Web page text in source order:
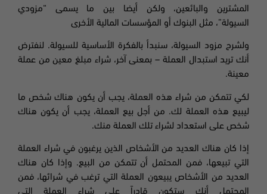
المشترين والبائعين، ولكن أيضا بين ما يسمى “مزودي
السيولة”، مثل البنوك أو المؤسسات المالية الأخرى
ولشرح مزود السيولة، سنبدأ بالفكرة الأساسية للسيولة. لنفترض
أنك تريد استبدال العملة – بمعنى آخر، شراء مبلغ معين من عملة
معينة.
لكي تتمكن من شراء هذه العملة، يجب أن يكون هناك شخص ما
ليبيع هذه العملة لك. من أجل بيع العملة، يجب أن يكون هناك
شخص على استعداد لشراء تلك العملة منك.
إذا كان هناك العديد من الأشخاص الذين يرغبون في شراء العملة
التي تبيعها، فمن المحتمل أن تتمكن من البيع. وإذا كان هناك
العديد من الأشخاص يبيعون العملة التي ترغب في شرائها، فمن
المحتمل أنك ستكون قادراً على شراء العملة التي